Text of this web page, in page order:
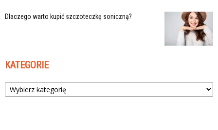
Dlaczego warto kupić szczoteczkę soniczną?
KATEGORIE
Kategorie